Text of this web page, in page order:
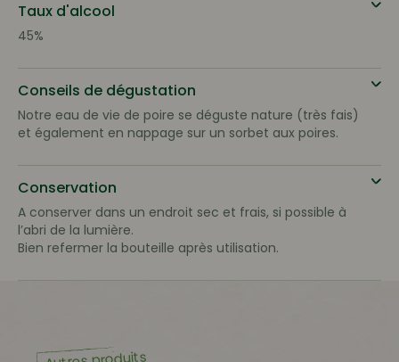
Taux d'alcool
45%
Conseils de dégustation
Notre eau de vie de poire se déguste nature (très fais)
et également en nappage sur un sorbet aux poires.
Conservation
A conserver dans un endroit sec et frais, si possible à
l’abri de la lumière.
Bien refermer la bouteille après utilisation.